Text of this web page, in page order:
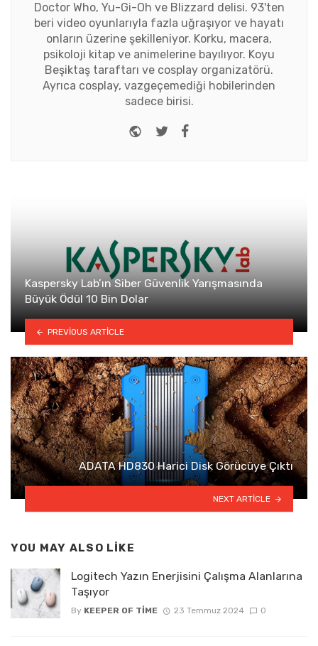
Doctor Who, Yu-Gi-Oh ve Blizzard delisi. 93'ten
beri video oyunlarıyla fazla uğraşıyor ve hayatı
onların üzerine şekilleniyor. Korku, macera,
psikoloji kitap ve animelerine bayılıyor. Koyu
Beşiktaş taraftarı ve cosplay organizatörü.
Ayrıca cosplay, vazgeçemediği hobilerinden
sadece birisi.
Website
Twitter
Kaspersky Lab’ın Siber Güvenlik Yarışmasında
Büyük Ödül 10 Bin Dolar
PREVIOUS ARTICLE
ADATA HD830 Harici Disk Görücüye Çıktı
NEXT ARTICLE
YOU MAY ALSO LIKE
Logitech Yazın Enerjisini Çalışma Alanlarına
Taşıyor
By KEEPER OF TIME 23 Temmuz 2024 0